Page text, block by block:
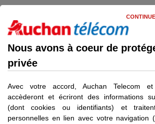
Skip
main
content Gérer mon compte client
Me connecter à
Client
Nous avons à coeur de
privée
Avec votre accord, Auchan Telecom et
accèderont et écriront des informations
(dont cookies ou identifiants) et
personnelles en lien avec votre navigation